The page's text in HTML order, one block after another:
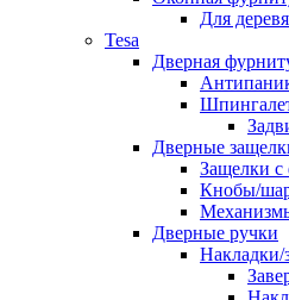
Для
Tesa
Дверная
Дверные
Защелки с
Кнобы/
Дверные ручки
Накладки/